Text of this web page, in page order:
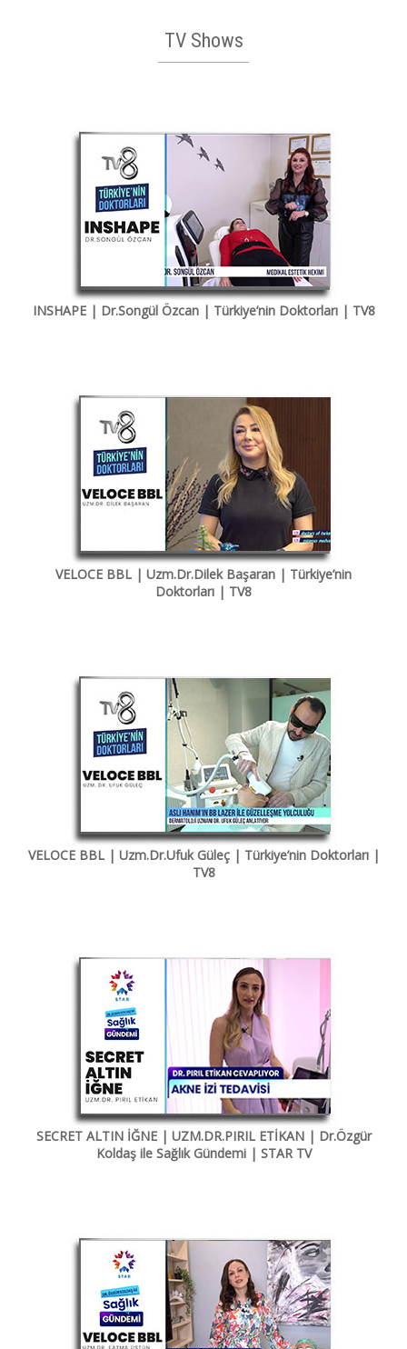
TV Shows
INSHAPE | Dr.Songül Özcan | Türkiye’nin Doktorları | TV8
VELOCE BBL | Uzm.Dr.Dilek Başaran | Türkiye’nin
Doktorları | TV8
VELOCE BBL | Uzm.Dr.Ufuk Güleç | Türkiye’nin Doktorları |
TV8
SECRET ALTIN İĞNE | UZM.DR.PIRIL ETİKAN | Dr.Özgür
Koldaş ile Sağlık Gündemi | STAR TV